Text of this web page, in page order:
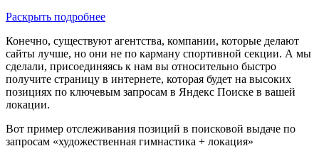
Раскрыть подробнее
Конечно, существуют агентства, компании, которые делают
сайты лучше, но они не по карману спортивной секции. А мы
сделали, присоединяясь к нам вы относительно быстро
получите страницу в интернете, которая будет на высоких
позициях по ключевым запросам в Яндекс Поиске в вашей
локации.
Вот пример отслеживания позиций в поисковой выдаче по
запросам «художественная гимнастика + локация»